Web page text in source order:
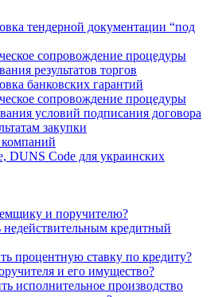
тендерной документации “под
сопровождение процедуры
результатов торгов
банковских гарантий
сопровождение процедуры
условий подписания договора
закупки
DUNS Code для украинских
и поручителю?
недействительным кредитный
процентную ставку по кредиту?
и его имущество?
исполнительное производство